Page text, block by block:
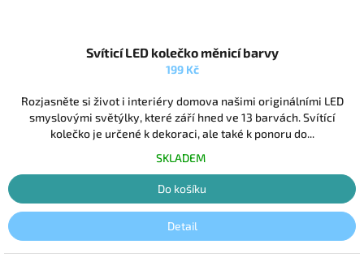
hodnocení
produktu
5,0
z
5
Svíticí LED kolečko měnicí barvy
199 Kč
Rozjasněte si život i interiéry domova našimi originálními LED
smyslovými světýlky, které září hned ve 13 barvách. Svítící
kolečko je určené k dekoraci, ale také k ponoru do...
SKLADEM
Do košíku
Detail